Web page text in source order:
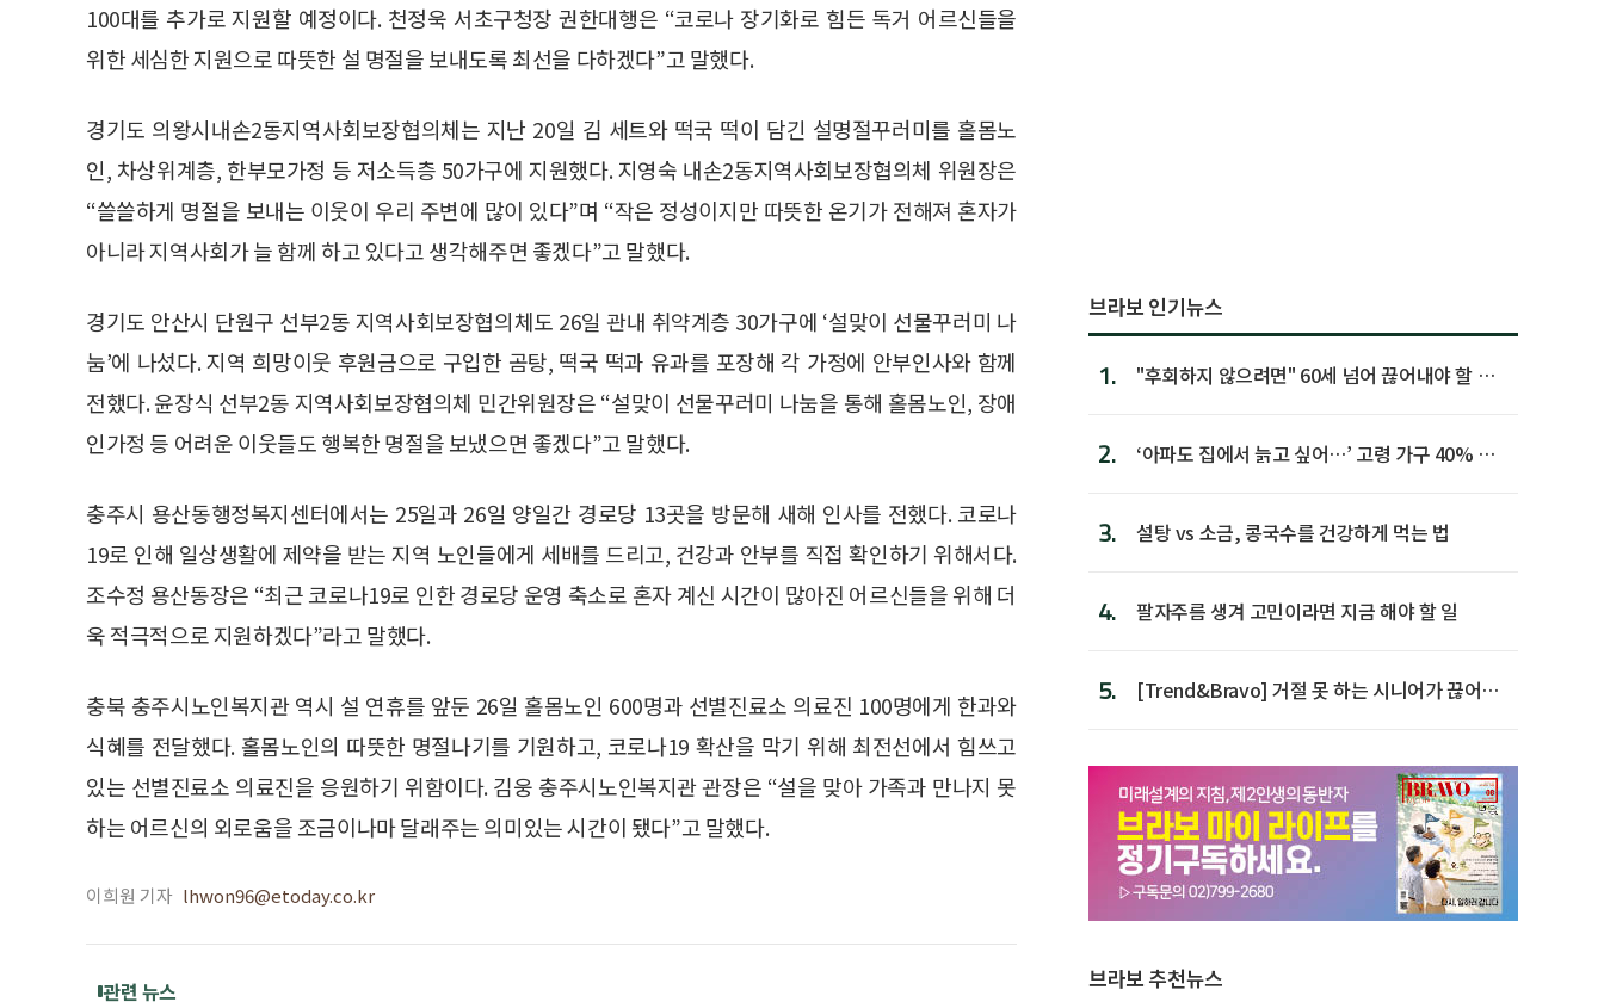
100대를 추가로 지원할 예정이다. 천정욱 서초구청장 권한대행은 “코로나 장기화로 힘든 독거 어르신들을
위한 세심한 지원으로 따뜻한 설 명절을 보내도록 최선을 다하겠다”고 말했다.
경기도 의왕시내손2동지역사회보장협의체는 지난 20일 김 세트와 떡국 떡이 담긴 설명절꾸러미를 홀몸노
인, 차상위계층, 한부모가정 등 저소득층 50가구에 지원했다. 지영숙 내손2동지역사회보장협의체 위원장은
“쓸쓸하게 명절을 보내는 이웃이 우리 주변에 많이 있다”며 “작은 정성이지만 따뜻한 온기가 전해져 혼자가
아니라 지역사회가 늘 함께 하고 있다고 생각해주면 좋겠다”고 말했다.
경기도 안산시 단원구 선부2동 지역사회보장협의체도 26일 관내 취약계층 30가구에 ‘설맞이 선물꾸러미 나
눔’에 나섰다. 지역 희망이웃 후원금으로 구입한 곰탕, 떡국 떡과 유과를 포장해 각 가정에 안부인사와 함께
전했다. 윤장식 선부2동 지역사회보장협의체 민간위원장은 “설맞이 선물꾸러미 나눔을 통해 홀몸노인, 장애
인가정 등 어려운 이웃들도 행복한 명절을 보냈으면 좋겠다”고 말했다.
충주시 용산동행정복지센터에서는 25일과 26일 양일간 경로당 13곳을 방문해 새해 인사를 전했다. 코로나
19로 인해 일상생활에 제약을 받는 지역 노인들에게 세배를 드리고, 건강과 안부를 직접 확인하기 위해서다.
조수정 용산동장은 “최근 코로나19로 인한 경로당 운영 축소로 혼자 계신 시간이 많아진 어르신들을 위해 더
욱 적극적으로 지원하겠다”라고 말했다.
충북 충주시노인복지관 역시 설 연휴를 앞둔 26일 홀몸노인 600명과 선별진료소 의료진 100명에게 한과와
식혜를 전달했다. 홀몸노인의 따뜻한 명절나기를 기원하고, 코로나19 확산을 막기 위해 최전선에서 힘쓰고
있는 선별진료소 의료진을 응원하기 위함이다. 김웅 충주시노인복지관 관장은 “설을 맞아 가족과 만나지 못
하는 어르신의 외로움을 조금이나마 달래주는 의미있는 시간이 됐다”고 말했다.
이희원 기자 lhwon96@etoday.co.kr
관련 뉴스
브라보 인기뉴스
1.
"후회하지 않으려면" 60세 넘어 끊어내야 할 사
2.
‘아파도 집에서 늙고 싶어…’ 고령 가구 40% 노
3. 설탕 vs 소금, 콩국수를 건강하게 먹는 법
4. 팔자주름 생겨 고민이라면 지금 해야 할 일
5.
[Trend&Bravo] 거절 못 하는 시니어가 끊어야
브라보 추천뉴스